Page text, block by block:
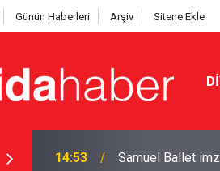
Günün Haberleri Arşiv Sitene Ekle
14:13 Gaz lambası